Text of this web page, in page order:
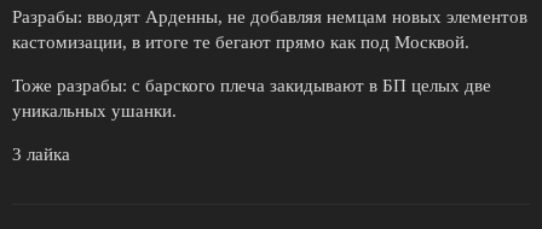
Разрабы: вводят Арденны, не добавляя немцам новых элементов
кастомизации, в итоге те бегают прямо как под Москвой.
Тоже разрабы: с барского плеча закидывают в БП целых две
уникальных ушанки.
3 лайка